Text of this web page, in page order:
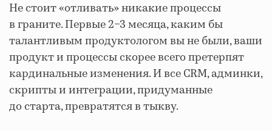
Не стоит «отливать» никакие процессы
в граните. Первые 2−3 месяца, каким бы
талантливым продуктологом вы не были, ваши
продукт и процессы скорее всего претерпят
кардинальные изменения. И все CRM, админки,
скрипты и интеграции, придуманные
до старта, превратятся в тыкву.